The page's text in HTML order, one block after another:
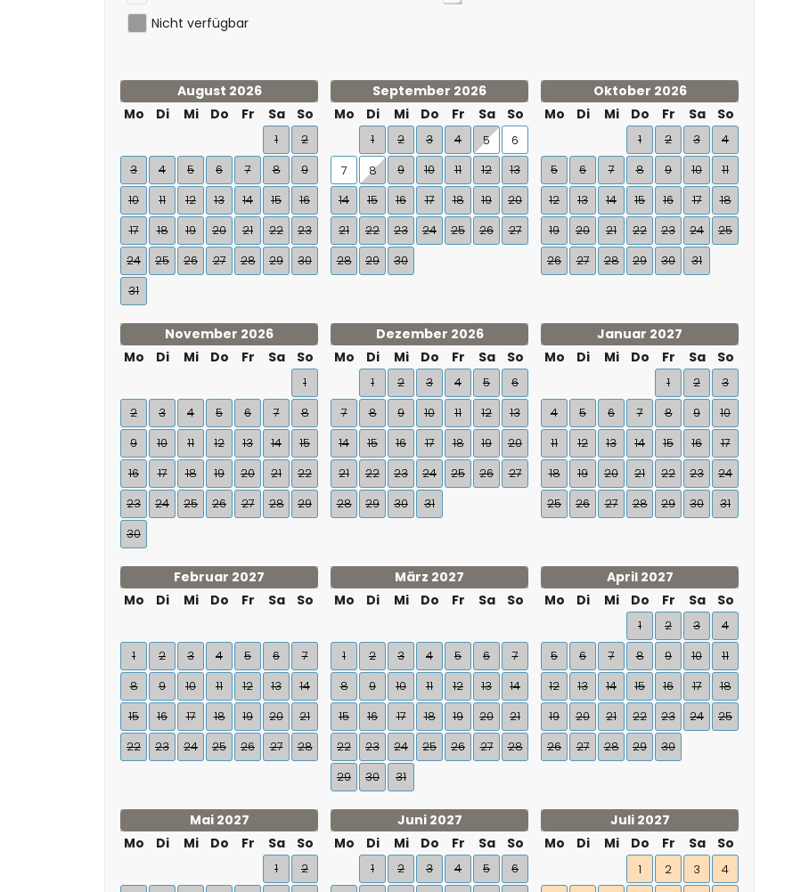
Nicht verfügbar
August 2026
Mo
Di Mi Do Fr Sa So
1
2
3
4 5 6 7 8
9
10
11 12 13 14 15
16
17
18 19 20 21 22
23
24
25 26 27 28 29
30
31
September 2026
Mo
Di Mi Do Fr Sa So
1 2 3 4 5
6
7
8 9 10 11 12
13
14
15 16 17 18 19
20
21
22 23 24 25 26
27
28
29 30
Oktober 2026
Mo
Di Mi Do Fr Sa So
1 2 3
4
5
6 7 8 9 10
11
12
13 14 15 16 17
18
19
20 21 22 23 24
25
26
27 28 29 30 31
November 2026
Mo
Di Mi Do Fr Sa So
1
2
3 4 5 6 7
8
9
10 11 12 13 14
15
16
17 18 19 20 21
22
23
24 25 26 27 28
29
30
Dezember 2026
Mo
Di Mi Do Fr Sa So
1 2 3 4 5
6
7
8 9 10 11 12
13
14
15 16 17 18 19
20
21
22 23 24 25 26
27
28
29 30 31
Januar 2027
Mo
Di Mi Do Fr Sa So
1 2
3
4
5 6 7 8 9
10
11
12 13 14 15 16
17
18
19 20 21 22 23
24
25
26 27 28 29 30 31
Februar 2027
Mo
Di Mi Do Fr Sa So
1 2 3 4 5 6
7
8
9 10 11 12 13
14
15
16 17 18 19 20
21
22
23 24 25 26 27 28
März 2027
Mo
Di Mi Do Fr Sa So
1 2 3 4 5 6
7
8
9 10 11 12 13
14
15
16 17 18 19 20
21
22
23 24 25 26 27
28
29
30 31
April 2027
Mo
Di Mi Do Fr Sa So
1 2 3
4
5
6 7 8 9 10
11
12
13 14 15 16 17
18
19
20 21 22 23 24
25
26
27 28 29 30
Mai 2027
Mo
Di Mi Do Fr Sa So
1
2
Juni 2027
Mo
Di Mi Do Fr Sa So
1 2 3 4 5
6
Juli 2027
Mo
Di Mi Do Fr Sa So
1 2 3
4